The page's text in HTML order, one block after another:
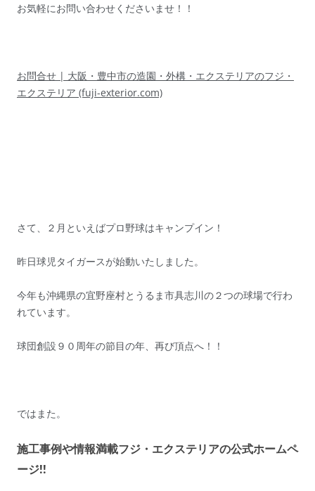
お気軽にお問い合わせくださいませ！！
お問合せ | 大阪・豊中市の造園・外構・エクステリアのフジ・
エクステリア (fuji-exterior.com)
さて、２月といえばプロ野球はキャンプイン！
昨日球児タイガースが始動いたしました。
今年も沖縄県の宜野座村とうるま市具志川の２つの球場で行わ
れています。
球団創設９０周年の節目の年、再び頂点へ！！
ではまた。
施工事例や情報満載フジ・エクステリアの公式ホームペ
ージ!!